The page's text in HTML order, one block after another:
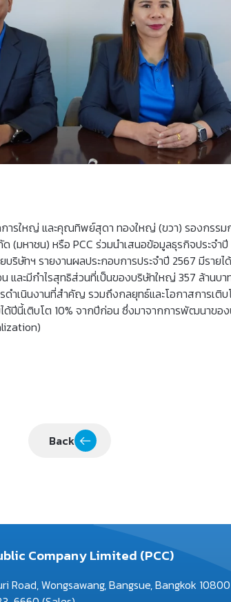
ารใหญ่ และคุณทิพย์สุดา ทองใหญ่ (ขวา) รองกรร
(มหาชน) หรือ PCC ร่วมนำเสนอข้อมูลธุรกิจประจำ
ษัทฯ รายงานผลประกอบการประจำปี 2567 มีรายไ
และมีกำไรสุทธิส่วนที่เป็นของบริษัทใหญ่ 357 ล้านบา
ดำเนินงานที่สำคัญ รวมถึงกลยุทธ์และโอกาสการเติ
ปีนี้เติบโต 10% จากปีก่อน ซึ่งมาจากการพัฒนาของ
Back
Company Limited (PCC)
Road, Wongsawang, Bangsue, Bangkok 10800